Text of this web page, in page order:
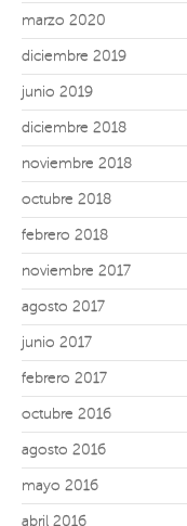
marzo 2020
diciembre 2019
junio 2019
diciembre 2018
noviembre 2018
octubre 2018
febrero 2018
noviembre 2017
agosto 2017
junio 2017
febrero 2017
octubre 2016
agosto 2016
mayo 2016
abril 2016